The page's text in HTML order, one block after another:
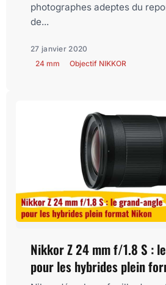
photographes adeptes du
de...
27 janvier 2020
24 mm
Objectif NIKKOR
Nikkor Z 24 mm f/1.8 S :
pour les hybrides plein